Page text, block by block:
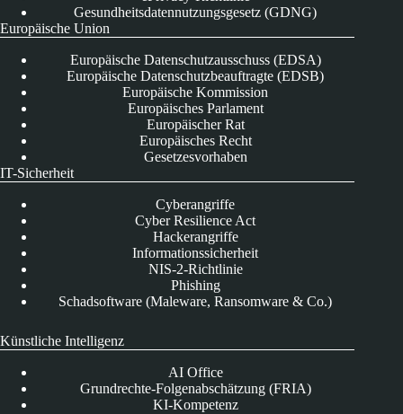
Gesundheitsdatennutzungsgesetz (GDNG)
Europäische Union
Europäische Datenschutzausschuss (EDSA)
Europäische Datenschutzbeauftragte (EDSB)
Europäische Kommission
Europäisches Parlament
Europäischer Rat
Europäisches Recht
Gesetzesvorhaben
IT-Sicherheit
Cyberangriffe
Cyber Resilience Act
Hackerangriffe
Informationssicherheit
NIS-2-Richtlinie
Phishing
Schadsoftware (Maleware, Ransomware & Co.)
Künstliche Intelligenz
AI Office
Grundrechte-Folgenabschätzung (FRIA)
KI-Kompetenz